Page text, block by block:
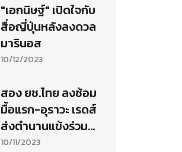
"เอกนิษฐ์" เปิดใจกับ
สื่อญี่ปุ่นหลังลงดวล
มารินอส
10/12/2023
สอง ยช.ไทย ลงซ้อม
มื้อแรก-อุราวะ เรดส์
ส่งตำนานแข้งร่วม
ให้การต้อนรับ
10/11/2023